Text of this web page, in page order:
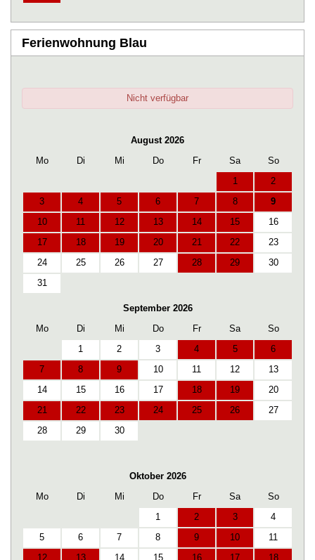
Ferienwohnung Blau
Nicht verfügbar
August 2026
Mo
Di Mi Do Fr Sa
So
1
2
3
4 5 6 7 8
9
10
11 12 13 14 15
16
17
18 19 20 21 22
23
24
25 26 27 28 29
30
31
September 2026
Mo
Di Mi Do Fr Sa
So
1
2 3 4 5
6
7
8 9 10 11 12
13
14
15 16 17 18 19
20
21
22 23 24 25 26
27
28
29 30
Oktober 2026
Mo
Di Mi Do Fr Sa
So
1
2 3
4
5
6 7 8 9 10
11
12
13 14 15 16 17 18